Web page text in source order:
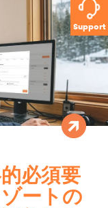
Support
必須要
ートの